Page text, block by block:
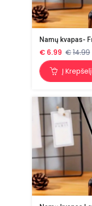
€ 6.99 €14.99
Į Krepšelį